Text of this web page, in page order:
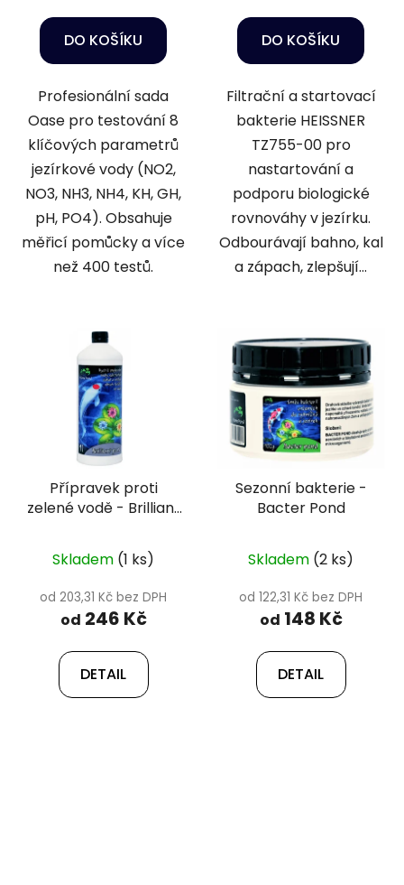
DO KOŠÍKU
Profesionální sada
Oase pro testování 8
klíčových parametrů
jezírkové vody (NO2,
NO3, NH3, NH4, KH, GH,
pH, PO4). Obsahuje
měřicí pomůcky a více
než 400 testů.
DO KOŠÍKU
Filtrační a startovací
bakterie HEISSNER
TZ755-00 pro
nastartování a
podporu biologické
rovnováhy v jezírku.
Odbourávají bahno, kal
a zápach, zlepšují...
Přípravek proti
zelené vodě - Brilliant
Skladem (1 ks)
od 203,31 Kč bez DPH
od 246 Kč
DETAIL
Sezonní bakterie -
Bacter Pond
Skladem (2 ks)
od 122,31 Kč bez DPH
od 148 Kč
DETAIL